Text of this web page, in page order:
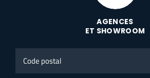
AGENCES
ET SHOWROOM
postal